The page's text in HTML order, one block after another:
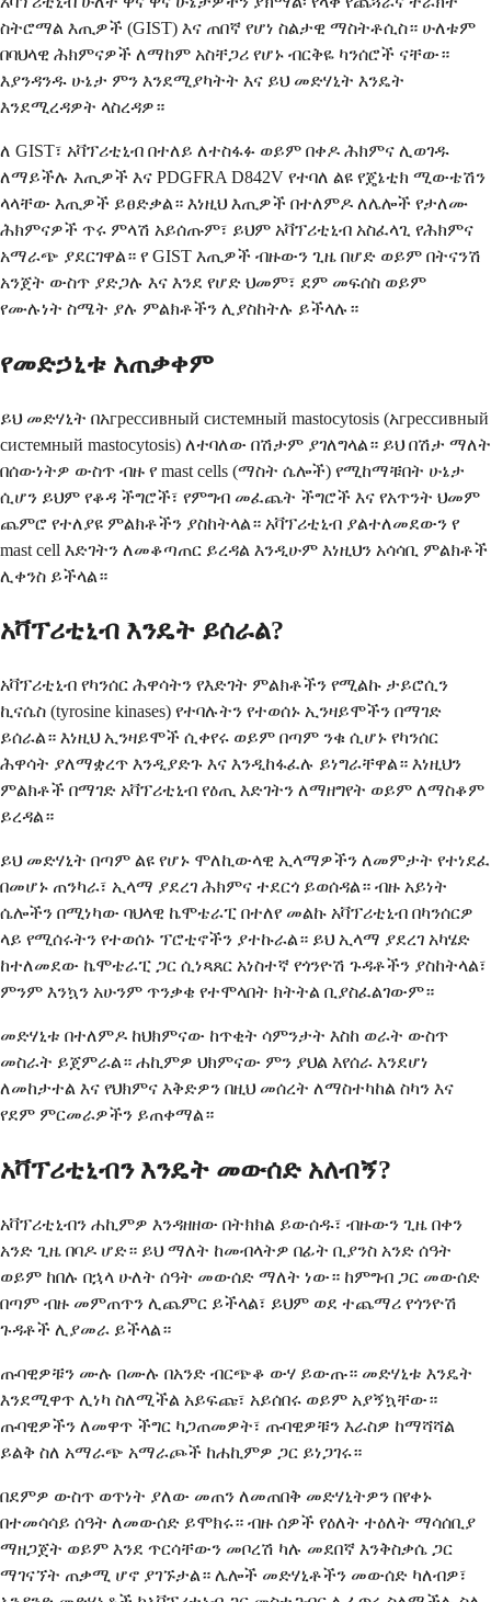
ስትሮማል እጢዎች (GIST) እና ጠበኛ የሆነ ስልታዊ ማስትቶሲስ። ሁለቱም
በባህላዊ ሕክምናዎች ለማከም አስቸጋሪ የሆኑ ብርቅዬ ካንሰሮች ናቸው።
እያንዳንዱ ሁኔታ ምን እንደሚያካትት እና ይህ መድሃኒት እንዴት
እንደሚረዳዎት ላስረዳዎ።
ለ GIST፣ አቫፕሪቲኒብ በተለይ ለተስፋፉ ወይም በቀዶ ሕክምና ሊወገዱ
ለማይችሉ እጢዎች እና PDGFRA D842V የተባለ ልዩ የጄኔቲክ ሚውቴሽን
ላላቸው እጢዎች ይፀድቃል። እነዚህ እጢዎች በተለምዶ ለሌሎች የታለሙ
ሕክምናዎች ጥሩ ምላሽ አይሰጡም፣ ይህም አቫፕሪቲኒብ አስፈላጊ የሕክምና
አማራጭ ያደርገዋል። የ GIST እጢዎች ብዙውን ጊዜ በሆድ ወይም በትናንሽ
አንጀት ውስጥ ያድጋሉ እና እንደ የሆድ ህመም፣ ደም መፍሰስ ወይም
የሙሉነት ስሜት ያሉ ምልክቶችን ሊያስከትሉ ይችላሉ።
የመድኃኒቱ አጠቃቀም
ይህ መድሃኒት በአгрессивный системный mastocytosis (አгрессивный
системный mastocytosis) ለተባለው በሽታም ያገለግላል። ይህ በሽታ ማለት
በሰውነትዎ ውስጥ ብዙ የ mast cells (ማስት ሴሎች) የሚከማቹበት ሁኔታ
ሲሆን ይህም የቆዳ ችግሮች፣ የምግብ መፈጨት ችግሮች እና የአጥንት ህመም
ጨምሮ የተለያዩ ምልክቶችን ያስከትላል። አቫፕሪቲኒብ ያልተለመደውን የ
mast cell እድገትን ለመቆጣጠር ይረዳል እንዲሁም እነዚህን አሳሳቢ ምልክቶች
ሊቀንስ ይችላል።
አቫፕሪቲኒብ እንዴት ይሰራል?
አቫፕሪቲኒብ የካንሰር ሕዋሳትን የእድገት ምልክቶችን የሚልኩ ታይሮሲን
ኪናሴስ (tyrosine kinases) የተባሉትን የተወሰኑ ኢንዛይሞችን በማገድ
ይሰራል። እነዚህ ኢንዛይሞች ሲቀየሩ ወይም በጣም ንቁ ሲሆኑ የካንሰር
ሕዋሳት ያለማቋረጥ እንዲያድጉ እና እንዲከፋፈሉ ይነግራቸዋል። እነዚህን
ምልክቶች በማገድ አቫፕሪቲኒብ የዕጢ እድገትን ለማዘግየት ወይም ለማስቆም
ይረዳል።
ይህ መድሃኒት በጣም ልዩ የሆኑ ሞለኪውላዊ ኢላማዎችን ለመምታት የተነደፈ
በመሆኑ ጠንካራ፣ ኢላማ ያደረገ ሕክምና ተደርጎ ይወሰዳል። ብዙ አይነት
ሴሎችን በሚነካው ባህላዊ ኬሞቴራፒ በተለየ መልኩ አቫፕሪቲኒብ በካንሰርዎ
ላይ የሚሰሩትን የተወሰኑ ፕሮቲኖችን ያተኩራል። ይህ ኢላማ ያደረገ አካሄድ
ከተለመደው ኬሞቴራፒ ጋር ሲነጻጸር አነስተኛ የጎንዮሽ ጉዳቶችን ያስከትላል፣
ምንም እንኳን አሁንም ጥንቃቄ የተሞላበት ክትትል ቢያስፈልገውም።
መድሃኒቱ በተለምዶ ከህክምናው ከጥቂት ሳምንታት እስከ ወራት ውስጥ
መስራት ይጀምራል። ሐኪምዎ ህክምናው ምን ያህል እየሰራ እንደሆነ
ለመከታተል እና የህክምና እቅድዎን በዚህ መሰረት ለማስተካከል ስካን እና
የደም ምርመራዎችን ይጠቀማል።
አቫፕሪቲኒብን እንዴት መውሰድ አለብኝ?
አቫፕሪቲኒብን ሐኪምዎ እንዳዘዘው በትክክል ይውሰዱ፣ ብዙውን ጊዜ በቀን
አንድ ጊዜ በባዶ ሆድ። ይህ ማለት ከመብላትዎ በፊት ቢያንስ አንድ ሰዓት
ወይም ከበሉ በኋላ ሁለት ሰዓት መውሰድ ማለት ነው። ከምግብ ጋር መውሰድ
በጣም ብዙ መምጠጥን ሊጨምር ይችላል፣ ይህም ወደ ተጨማሪ የጎንዮሽ
ጉዳቶች ሊያመራ ይችላል።
ጡባዊዎቹን ሙሉ በሙሉ በአንድ ብርጭቆ ውሃ ይውጡ። መድሃኒቱ እንዴት
እንደሚዋጥ ሊነካ ስለሚችል አይፍጩ፣ አይሰበሩ ወይም አያኝኳቸው።
ጡባዊዎችን ለመዋጥ ችግር ካጋጠመዎት፣ ጡባዊዎቹን እራስዎ ከማሻሻል
ይልቅ ስለ አማራጭ አማራጮች ከሐኪምዎ ጋር ይነጋገሩ።
በደምዎ ውስጥ ወጥነት ያለው መጠን ለመጠበቅ መድሃኒትዎን በየቀኑ
በተመሳሳይ ሰዓት ለመውሰድ ይሞክሩ። ብዙ ሰዎች የዕለት ተዕለት ማሳሰቢያ
ማዘጋጀት ወይም እንደ ጥርሳቸውን መቦረሽ ካሉ መደበኛ እንቅስቃሴ ጋር
ማገናኘት ጠቃሚ ሆኖ ያገኙታል። ሌሎች መድሃኒቶችን መውሰድ ካለብዎ፣